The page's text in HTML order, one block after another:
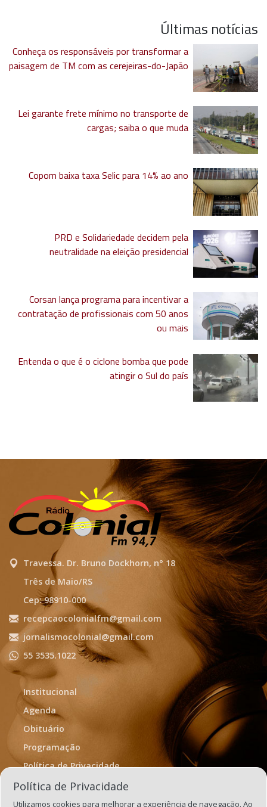
Últimas notícias
Conheça os responsáveis por transformar a
paisagem de TM com as cerejeiras-do-Japão
Lei garante frete mínimo no transporte de
cargas; saiba o que muda
Copom baixa taxa Selic para 14% ao ano
PRD e Solidariedade decidem pela
neutralidade na eleição presidencial
Corsan lança programa para incentivar a
contratação de profissionais com 50 anos
ou mais
Entenda o que é o ciclone bomba que pode
atingir o Sul do país
Travessa. Dr. Bruno Dockhorn, n° 18
Três de Maio/RS
Cep: 98910-000
recepcaocolonialfm@gmail.com
jornalismocolonial@gmail.com
55 3535.1022
Institucional
Agenda
Obituário
Programação
Política de Privacidade
Termos de Uso
Política de Privacidade
Utilizamos cookies para melhorar a experiência de navegação. Ao